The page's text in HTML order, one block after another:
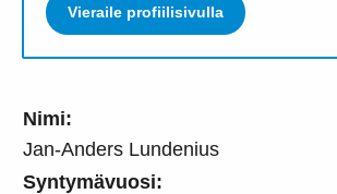
Nimi:
Jan-Anders Lundenius
Syntymävuosi:
Vieraile profiilisivulla